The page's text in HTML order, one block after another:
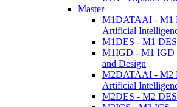
Master
M1DATAAI - M1
Artificial
M1DES - M1 DES
M1IGD - M1 IGD
and Design
M2DATAAI - M2
Artificial
M2DES - M2 DES